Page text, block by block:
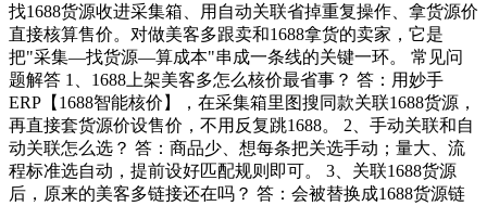
找1688货源收进采集箱、用自动关联省掉重复操作、拿货源价
直接核算售价。对做美客多跟卖和1688拿货的卖家，它是
把"采集—找货源—算成本"串成一条线的关键一环。 常见问
题解答 1、1688上架美客多怎么核价最省事？ 答：用妙手
ERP【1688智能核价】，在采集箱里图搜同款关联1688货源，
再直接套货源价设售价，不用反复跳1688。 2、手动关联和自
动关联怎么选？ 答：商品少、想每条把关选手动；量大、流
程标准选自动，提前设好匹配规则即可。 3、关联1688货源
后，原来的美客多链接还在吗？ 答：会被替换成1688货源链